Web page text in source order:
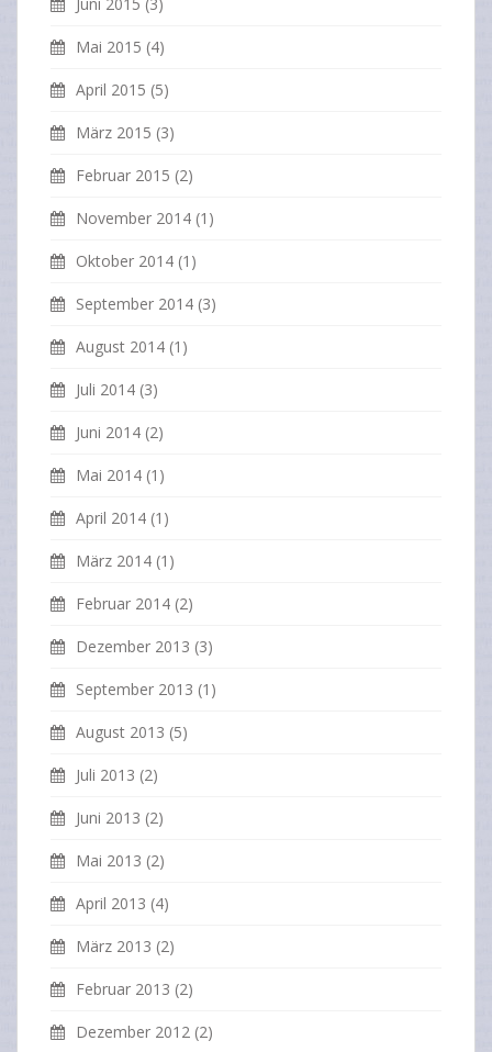
Mai 2015 (4)
April 2015 (5)
März 2015 (3)
Februar 2015 (2)
November 2014 (1)
Oktober 2014 (1)
September 2014 (3)
August 2014 (1)
Juli 2014 (3)
Juni 2014 (2)
Mai 2014 (1)
April 2014 (1)
März 2014 (1)
Februar 2014 (2)
Dezember 2013 (3)
September 2013 (1)
August 2013 (5)
Juli 2013 (2)
Juni 2013 (2)
Mai 2013 (2)
April 2013 (4)
März 2013 (2)
Februar 2013 (2)
Dezember 2012 (2)